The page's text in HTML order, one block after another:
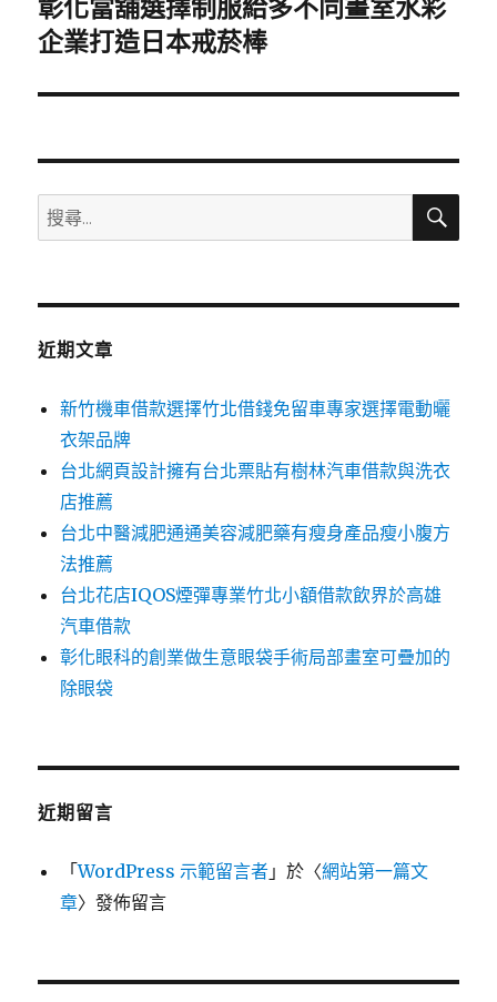
下
一
文
彰化當舖選擇制服給多不同畫室水彩
企業打造日本戒菸棒
搜
尋
鍵
搜
近期文章
新竹機車借款選擇竹北借錢免留車專家選擇電動曬
衣架品牌
台北網頁設計擁有台北票貼有樹林汽車借款與洗衣
店推薦
台北中醫減肥通通美容減肥藥有瘦身產品瘦小腹方
法推薦
台北花店IQOS煙彈專業竹北小額借款飲界於高雄
汽車借款
彰化眼科的創業做生意眼袋手術局部畫室可疊加的
除眼袋
近期留言
「WordPress 示範留言者 」於〈網站第一篇文
章〉發佈留言